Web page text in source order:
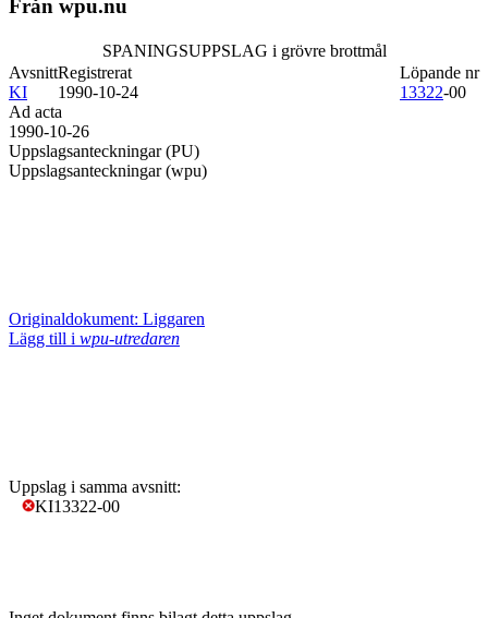
Från wpu.nu
SPANINGSUPPSLAG i grövre brottmål
Avsnitt
KI
Löpande nr
13322-00
Registrerat
1990-10-24
Ad acta
1990-10-26
Uppslagsanteckningar (PU)
Uppslagsanteckningar (wpu)
Originaldokument: Liggaren
Lägg till i wpu-utredaren
Uppslag i samma avsnitt:
KI13322-00